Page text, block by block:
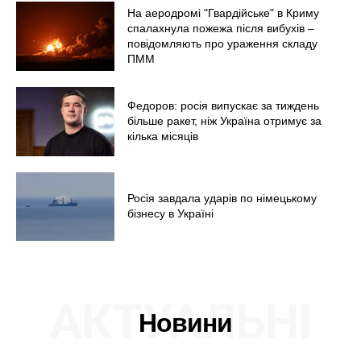
На аеродромі "Гвардійське" в Криму
спалахнула пожежа після вибухів –
повідомляють про ураження складу
ПММ
Федоров: росія випускає за тиждень
більше ракет, ніж Україна отримує за
кілька місяців
Росія завдала ударів по німецькому
бізнесу в Україні
Новини
АКТУАЛЬНІ